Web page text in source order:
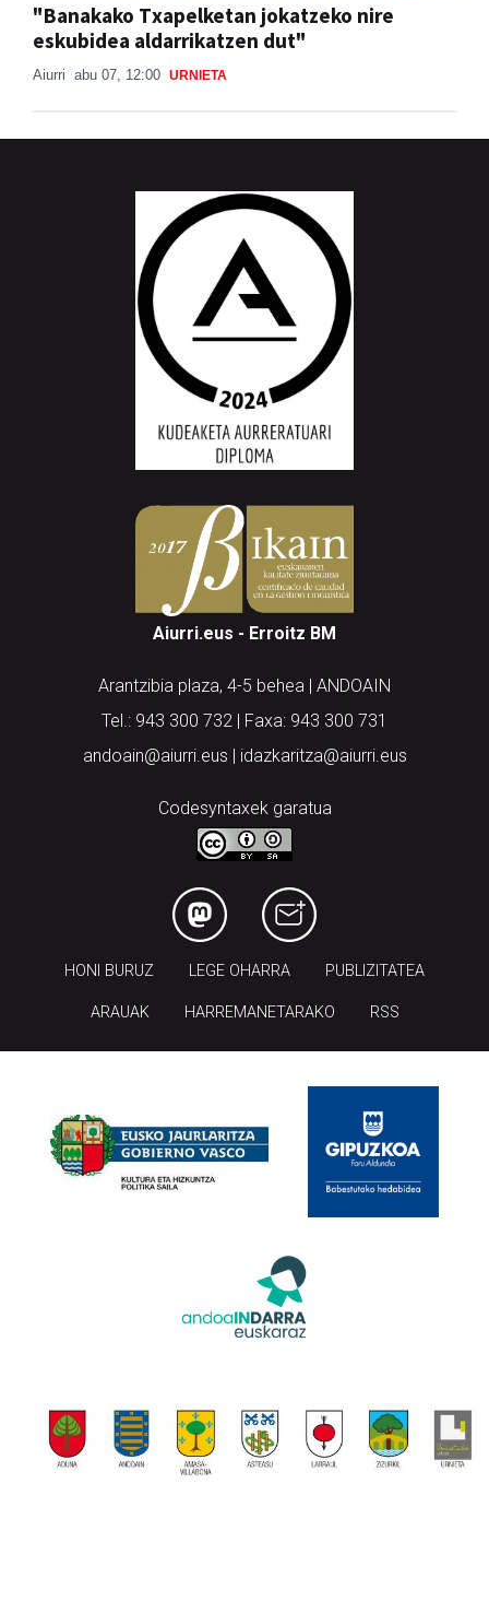
"Banakako Txapelketan jokatzeko nire
eskubidea aldarrikatzen dut"
Aiurri abu 07, 12:00 URNIETA
Aiurri.eus - Erroitz BM
Arantzibia plaza, 4-5 behea | ANDOAIN
Tel.: 943 300 732 | Faxa: 943 300 731
andoain@aiurri.eus | idazkaritza@aiurri.eus
Codesyntaxek garatua
HONI BURUZ LEGE OHARRA PUBLIZITATEA
ARAUAK HARREMANETARAKO RSS